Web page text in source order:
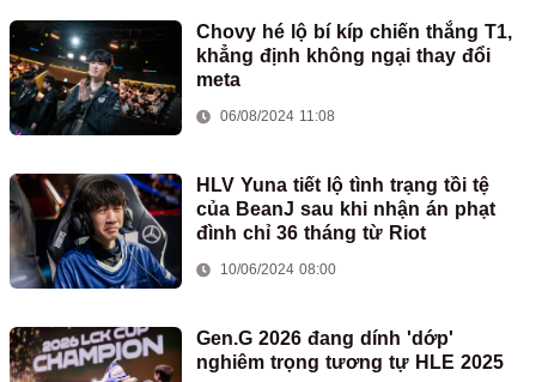
Chovy hé lộ bí kíp chiến thắng T1,
khẳng định không ngại thay đổi
meta
06/08/2024 11:08
HLV Yuna tiết lộ tình trạng tồi tệ
của BeanJ sau khi nhận án phạt
đình chỉ 36 tháng từ Riot
10/06/2024 08:00
Gen.G 2026 đang dính 'dớp'
nghiêm trọng tương tự HLE 2025